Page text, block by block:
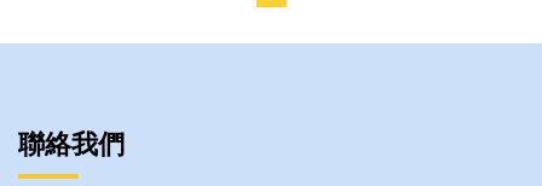
聯絡我們